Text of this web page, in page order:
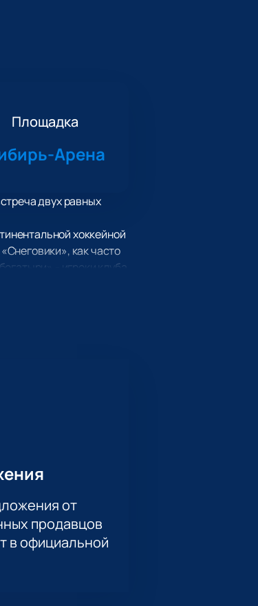
Площадка
Арена
двух равных
хоккейной
как часто
- игроки клуба
Чехове, однако
от
продавцов
в официальной